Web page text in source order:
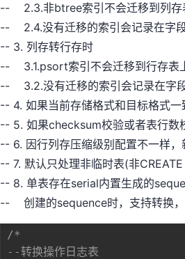
-- 2.3.非btree索引不会迁移到列存
-- 2.4.没有迁移的索引会记录在字
-- 3. 列存转行存时
-- 3.1.psort索引不会迁移到行存表
-- 3.2.没有迁移的索引会记录在字
-- 4. 如果当前存储格式和目标格式
-- 5. 如果checksum校验或者表行数
-- 6. 因行列存压缩级别配置不一样，
-- 7. 默认只处理非临时表(非
-- 8. 单表存在serial内置生成的
-- 创建的sequence时，支持转换，
/*
--转换操作日志表